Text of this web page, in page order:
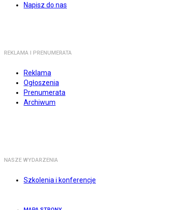
Napisz do nas
REKLAMA I PRENUMERATA
Reklama
Ogłoszenia
Prenumerata
Archiwum
NASZE WYDARZENIA
Szkolenia i konferencje